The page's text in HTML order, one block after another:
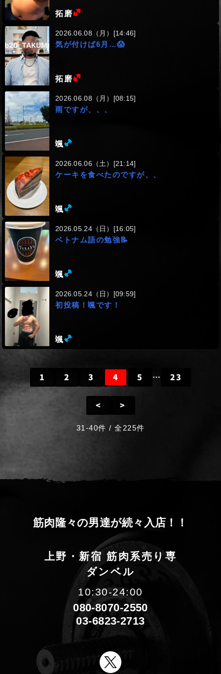
拓磨
2026.06.08（月）[14:46]
気が付けば6月…😱
拓磨
2026.06.08（月）[08:15]
雨ですが、、、
颯
2026.06.06（土）[21:14]
ケーキを食べたのですが、、
颯
2026.05.24（日）[16:05]
ベトナム語の勉強📝
颯
2026.05.24（日）[09:59]
初投稿！颯です！
颯
1 2 3 4 5 … 23
< >
31-40件 / 全225件
筋肉 隆々の男達が続々 入 店！ ！
上野・新宿 筋肉系売り専
ダンベル
10:30-24:00
080-8070-2550
03-6823-2713